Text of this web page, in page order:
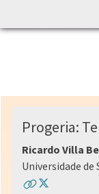
Progeria:
Ricardo Villa
Universidade